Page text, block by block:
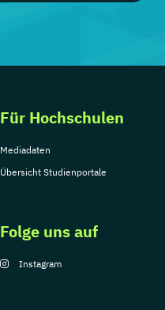
Für Hochschulen
Mediadaten
Übersicht Studienportale
Folge uns auf
Instagram